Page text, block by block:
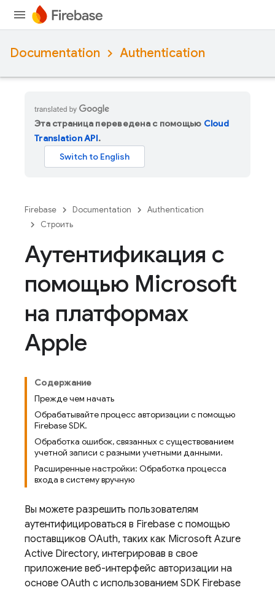
Documentation Authentication
Эта страница переведена с помощью Cloud
Translation API.
Firebase Documentation
Authentication
Строить
Аутентификация с
помощью Microsoft
на платформах
Apple
Содержание
Прежде чем начать
Обрабатывайте процесс авторизации с помощью
Firebase SDK.
Обработка ошибок, связанных с существованием
учетной записи с разными учетными данными.
Расширенные настройки: Обработка процесса
входа в систему вручную
Вы можете разрешить пользователям
аутентифицироваться в Firebase с помощью
поставщиков OAuth, таких как Microsoft Azure
Active Directory, интегрировав в свое
приложение веб-интерфейс авторизации на
основе OAuth с использованием SDK Firebase